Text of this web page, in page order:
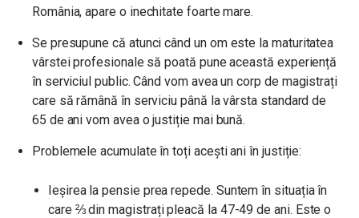
România, apare o inechitate foarte mare.
Se presupune că atunci când un om este la maturitatea
vârstei profesionale să poată pune această experiență
în serviciul public. Când vom avea un corp de magistrați
care să rămână în serviciu până la vârsta standard de
65 de ani vom avea o justiție mai bună.
Problemele acumulate în toți acești ani în justiție:
Ieșirea la pensie prea repede. Suntem în situația în
care ⅔ din magistrați pleacă la 47-49 de ani. Este o